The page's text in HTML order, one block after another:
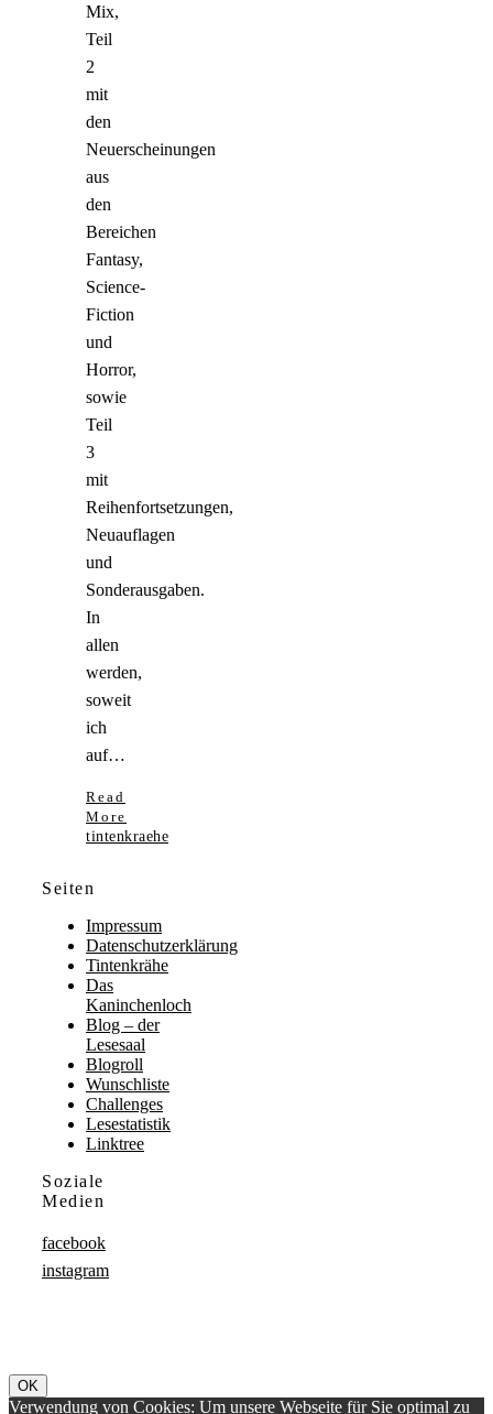
Mix,
Teil
2
mit
den
Neuerscheinungen
aus
den
Bereichen
Fantasy,
Science-
Fiction
und
Horror,
sowie
Teil
3
mit
Reihenfortsetzungen,
Neuauflagen
und
Sonderausgaben.
In
allen
werden,
soweit
ich
auf…
Read
More
tintenkraehe
Seiten
Impressum
Datenschutzerklärung
Tintenkrähe
Das
Kaninchenloch
Blog – der
Lesesaal
Blogroll
Wunschliste
Challenges
Lesestatistik
Linktree
Soziale
Medien
facebook
instagram
OK
Verwendung von Cookies: Um unsere Webseite für Sie optimal zu